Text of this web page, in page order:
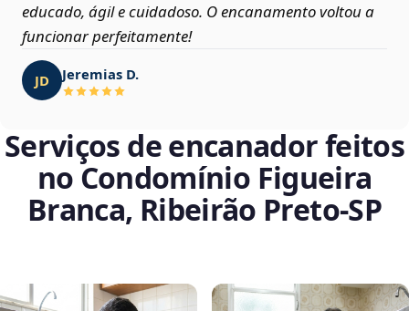
educado, ágil e cuidadoso. O encanamento voltou a
funcionar perfeitamente!
JD Jeremias D.
Serviços de encanador feitos
no Condomínio Figueira
Branca, Ribeirão Preto‑SP